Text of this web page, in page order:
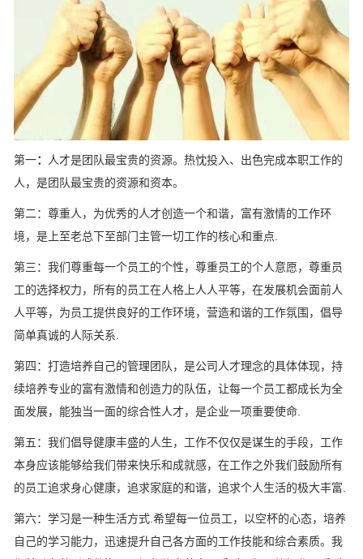
第一：
人才是团队最宝贵的资源。热忱投入、出色完成本职工作的
人，是团队最宝贵的资源和资本。
第二：尊重人，为优秀的人才创造一个和谐，富有激情的工作环
境，是上至老总下至部门主管一切工作的核心和重点.
第三：我们尊重每一个员工的个性，尊重员工的个人意愿，尊重员
工的选择权力，所有的员工在人格上人人平等，在发展机会面前人
人平等，为员工提供良好的工作环境，营造和谐的工作氛围，倡导
简单真诚的人际关系.
第四：打造培养自己的管理团队，是公司人才理念的具体体现，持
续培养专业的富有激情和创造力的队伍，让每一个员工都成长为全
面发展，能独当一面的综合性人才，是企业一项重要使命.
第五：我们倡导健康丰盛的人生，工作不仅仅是谋生的手段，工作
本身应该能够给我们带来快乐和成就感，在工作之外我们鼓励所有
的员工追求身心健康，追求家庭的和谐，追求个人生活的极大丰富.
第六：学习是一种生活方式 .希望每一位员工，以空杯的心态，培养
自己的学习能力，迅速提升自己各方面的工作技能和综合素质。我